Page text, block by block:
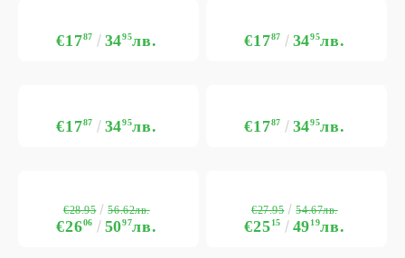
€1787 3495лв. €1787 3495лв.
€1787 3495лв. €1787 3495лв.
€2606 5097лв.
€28.95 56.62лв.
€2515 4919лв.
€27.95 54.67лв.